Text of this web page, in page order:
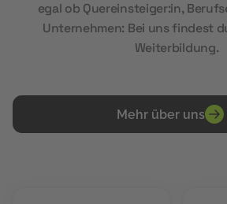
egal ob Quereinsteiger:in,
Unternehmen: Bei uns findest
Weiterbildung.
Mehr über uns